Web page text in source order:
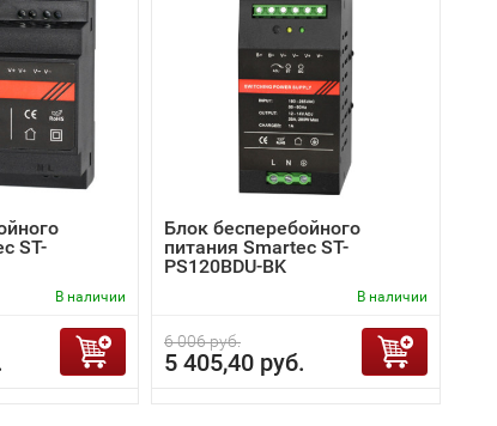
ST-
В наличии
Блок бесперебойного
питания Smartec ST-
PS120BDU-BK
В наличии
6 006 руб.
5 405,40 руб.